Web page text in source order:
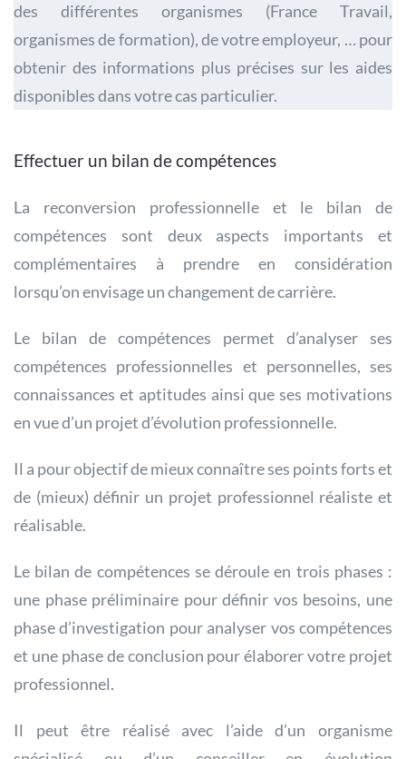
des différentes organismes (France Travail,
organismes de formation), de votre employeur, … pour
obtenir des informations plus précises sur les aides
disponibles dans votre cas particulier.
Effectuer un bilan de compétences
La reconversion professionnelle et le bilan de
compétences sont deux aspects importants et
complémentaires à prendre en considération
lorsqu’on envisage un changement de carrière.
Le bilan de compétences permet d’analyser ses
compétences professionnelles et personnelles, ses
connaissances et aptitudes ainsi que ses motivations
en vue d’un projet d’évolution professionnelle.
Il a pour objectif de mieux connaître ses points forts et
de (mieux) définir un projet professionnel réaliste et
réalisable.
Le bilan de compétences se déroule en trois phases :
une phase préliminaire pour définir vos besoins, une
phase d’investigation pour analyser vos compétences
et une phase de conclusion pour élaborer votre projet
professionnel.
Il peut être réalisé avec l’aide d’un organisme